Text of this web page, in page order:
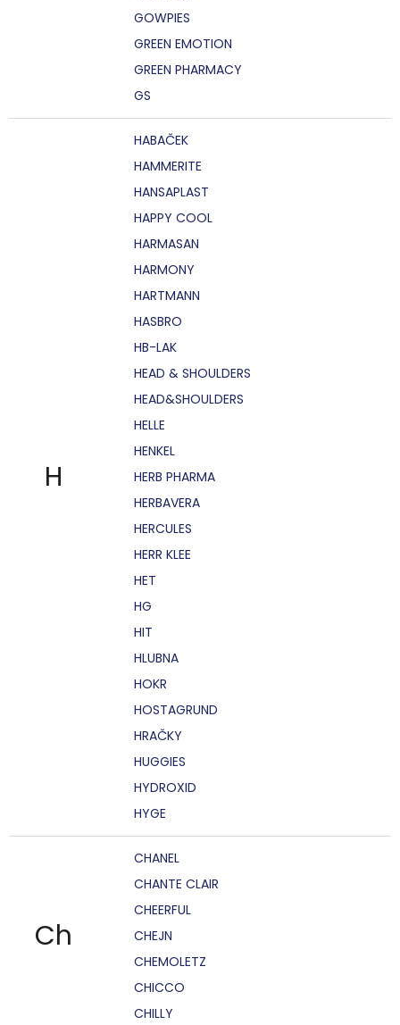
GOWPIES
GREEN EMOTION
GREEN PHARMACY
GS
H
HABAČEK
HAMMERITE
HANSAPLAST
HAPPY COOL
HARMASAN
HARMONY
HARTMANN
HASBRO
HB-LAK
HEAD & SHOULDERS
HEAD&SHOULDERS
HELLE
HENKEL
HERB PHARMA
HERBAVERA
HERCULES
HERR KLEE
HET
HG
HIT
HLUBNA
HOKR
HOSTAGRUND
HRAČKY
HUGGIES
HYDROXID
HYGE
Ch
CHANEL
CHANTE CLAIR
CHEERFUL
CHEJN
CHEMOLETZ
CHICCO
CHILLY